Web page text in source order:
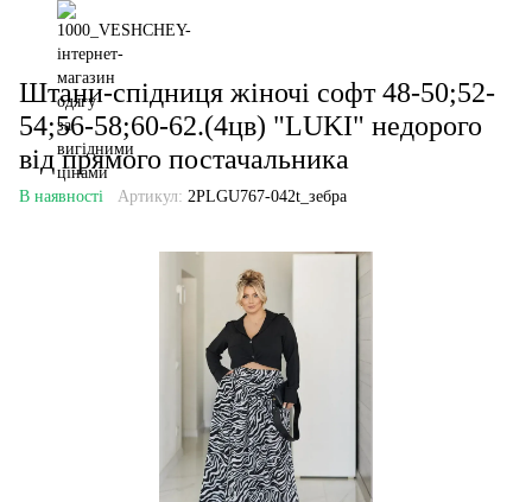
Штани-спідниця жіночі софт 48-50;52-
54;56-58;60-62.(4цв) "LUKI" недорого
від прямого постачальника
В наявності Артикул: 2PLGU767-042t_зебра